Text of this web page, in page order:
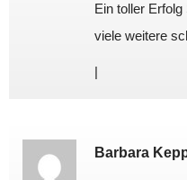
Ein toller
viele weitere
|
Barbara